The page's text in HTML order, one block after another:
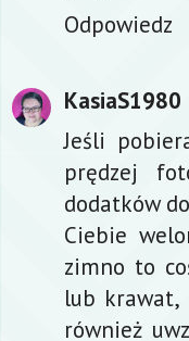
Odpowiedz
KasiaS1980
Jeśli
prędzej
dodatków
Ciebie
zimno to
lub krawat,
również